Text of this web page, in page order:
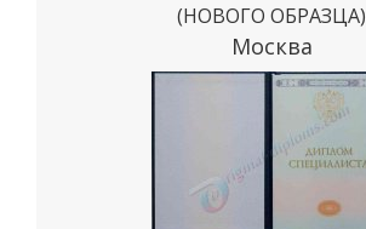
(НОВОГО ОБРАЗЦА)
Москва